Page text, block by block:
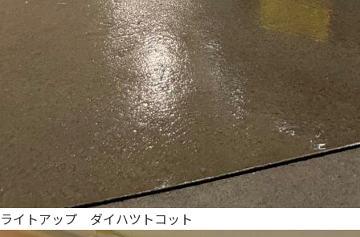
ライトアップ ダイハツトコット